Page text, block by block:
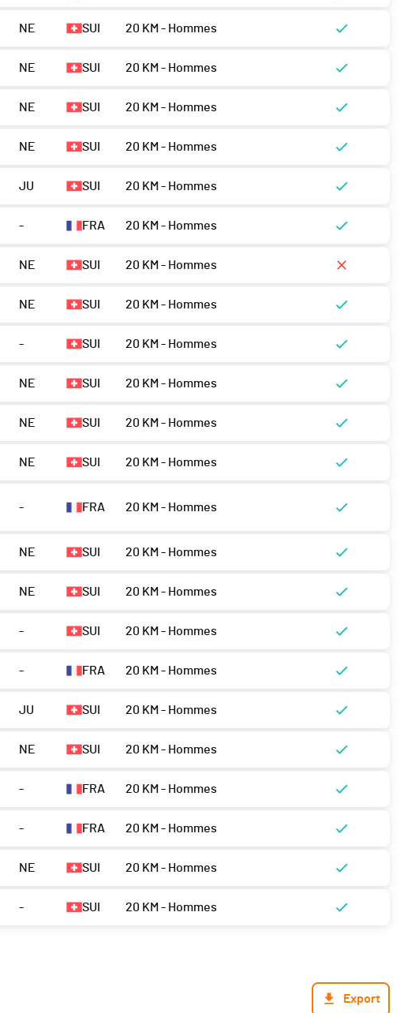
NE SUI 20 KM - Hommes
NE SUI 20 KM - Hommes
NE SUI 20 KM - Hommes
NE SUI 20 KM - Hommes
JU SUI 20 KM - Hommes
- FRA 20 KM - Hommes
NE SUI 20 KM - Hommes
NE SUI 20 KM - Hommes
- SUI 20 KM - Hommes
NE SUI 20 KM - Hommes
NE SUI 20 KM - Hommes
NE SUI 20 KM - Hommes
- FRA 20 KM - Hommes
NE SUI 20 KM - Hommes
NE SUI 20 KM - Hommes
- SUI 20 KM - Hommes
- FRA 20 KM - Hommes
JU SUI 20 KM - Hommes
NE SUI 20 KM - Hommes
- FRA 20 KM - Hommes
- FRA 20 KM - Hommes
NE SUI 20 KM - Hommes
- SUI 20 KM - Hommes
Export